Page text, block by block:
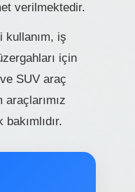
verilmektedir.
kullanım, iş
için
SUV araç